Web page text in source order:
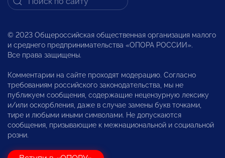
© 2023 Общероссийская общественная организация малого
и среднего предпринимательства «ОПОРА РОССИИ».
Все права защищены.
Комментарии на сайте проходят модерацию. Согласно
требованиям российского законодательства, мы не
публикуем сообщения, содержащие нецензурную лексику
и/или оскорбления, даже в случае замены букв точками,
тире и любыми иными символами. Не допускаются
сообщения, призывающие к межнациональной и социальной
розни.